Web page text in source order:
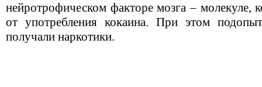
нейротрофическом факторе мозга – молекуле,
от употребления кокаина. При этом
получали наркотики.